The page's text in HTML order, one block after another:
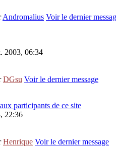
Andromalius Voir le dernier
2003, 06:34
DGsu Voir le dernier message
participants de ce site
22:36
Henrique Voir le dernier message